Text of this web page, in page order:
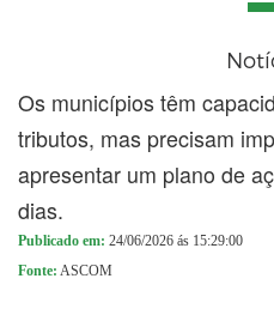
Os municípios têm
tributos, mas precisam
apresentar um plano de
dias.
Publicado em: 24/06/2026 ás 15:29:00
Fonte: ASCOM